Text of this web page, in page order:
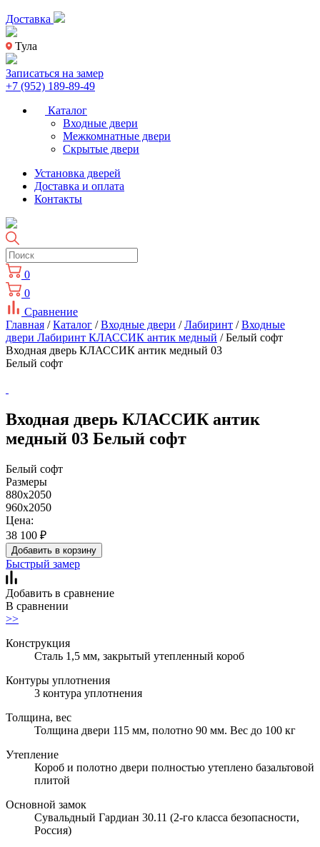
Доставка
Тула
Записаться на замер
+7 (952) 189-89-49
Каталог
Входные двери
Межкомнатные двери
Скрытые двери
Установка дверей
Доставка и оплата
Контакты
0
0
Сравнение
Главная /Каталог /Входные двери /Лабиринт /Входные
двери Лабиринт КЛАССИК антик медный / Белый софт
Входная дверь КЛАССИК антик медный 03
Белый софт
Входная дверь КЛАССИК антик
медный 03 Белый софт
Белый софт
Размеры
880x2050
960x2050
Цена:
38 100 ₽
Добавить в корзину
Быстрый замер
Добавить в сравнение
В сравнении
>>
Конструкция
Сталь 1,5 мм, закрытый утепленный короб
Контуры уплотнения
3 контура уплотнения
Толщина, вес
Толщина двери 115 мм, полотно 90 мм. Вес до 100 кг
Утепление
Короб и полотно двери полностью утеплено базальтовой
плитой
Основной замок
Сувальдный Гардиан 30.11 (2-го класса безопасности,
Россия)